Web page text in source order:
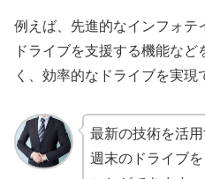
例えば、先進的なインフォテ
ドライブを支援する機能な
く、効率的なドライブを実現
最新の技術を活
週末のドライブ